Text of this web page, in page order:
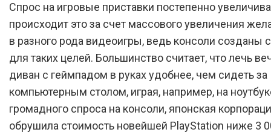
Sony обрушила цену
PlayStation ниже 3 000
Спрос на игровые приставки постепенно
происходит это за счет массового увеличения
в разного рода видеоигры, ведь консоли созданы
для таких целей. Большинство считает, что лечь
диван с геймпадом в руках удобнее, чем сидеть за
компьютерным столом, играя, например, на
громадного спроса на консоли, японская
обрушила стоимость новейшей PlayStation ниже 3